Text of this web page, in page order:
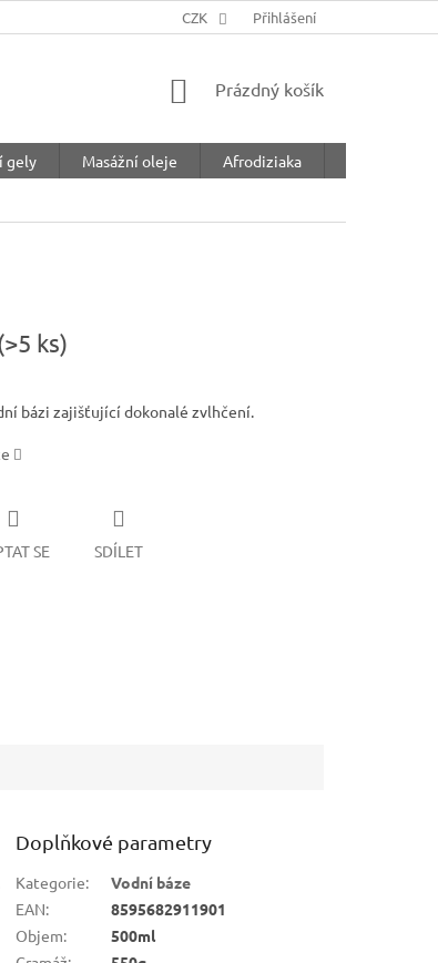
CZK Přihlášení
NÁKUPNÍ
Prázdný košík
gely Masážní oleje Afrodiziaka
ks)
bázi zajišťující dokonalé zvlhčení.
SE SDÍLET
Doplňkové parametry
Kategorie:
Vodní báze
EAN:
8595682911901
Objem:
500ml